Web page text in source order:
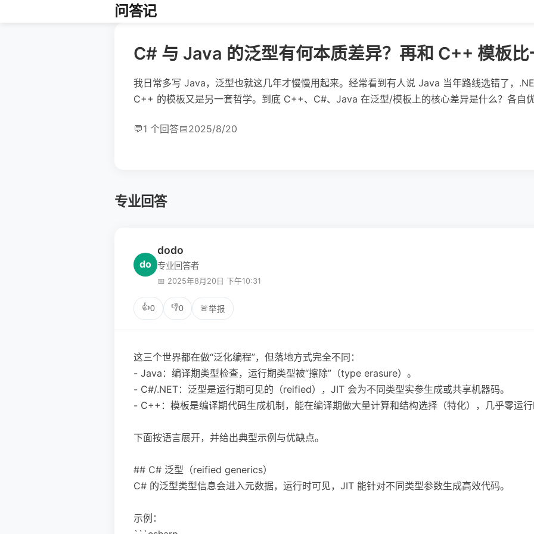
问答记
C# 与 Java 的泛型有何本质差异？再和 C++ 模板比
我日常多写 Java，泛型也就这几年才慢慢用起来。经常看到有人说 Java 当年路线选错了，
C++ 的模板又是另一套哲学。到底 C++、C#、Java 在泛型/模板上的核心差异是什么？各自优
💬1 个回答📅2025/8/20
专业回答
do
dodo
专业回答者
📅 2025年8月20日 下午10:31
👍0 👎0 🚨举报
这三个世界都在做“泛化编程”，但落地方式完全不同：
- Java：编译期类型检查，运行期类型被“擦除”（type erasure）。
- C#/.NET：泛型是运行期可见的（reified），JIT 会为不同类型实参生成或共享机器码。
- C++：模板是编译期代码生成机制，能在编译期做大量计算和结构选择（特化），几乎零运行
下面按语言展开，并给出典型示例与优缺点。
## C# 泛型（reified generics）
C# 的泛型类型信息会进入元数据，运行时可见，JIT 能针对不同类型参数生成高效代码。
示例：